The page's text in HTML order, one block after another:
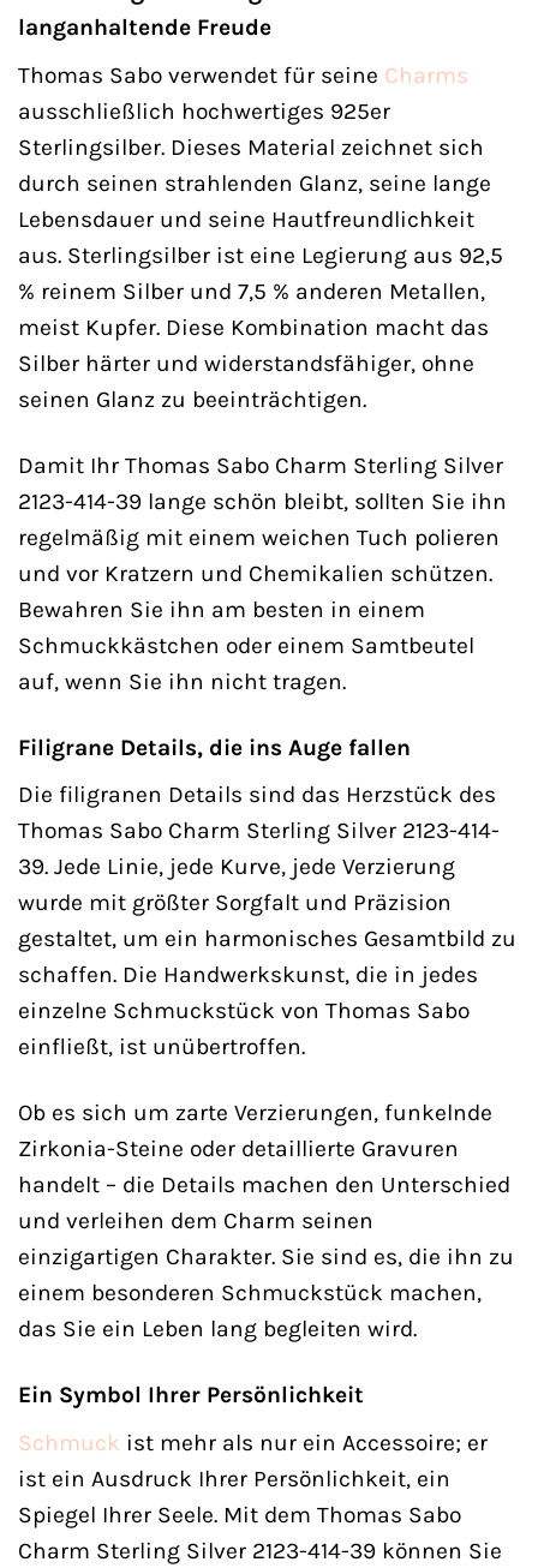
langanhaltende Freude
Thomas Sabo verwendet für seine Charms
ausschließlich hochwertiges 925er
Sterlingsilber. Dieses Material zeichnet sich
durch seinen strahlenden Glanz, seine lange
Lebensdauer und seine Hautfreundlichkeit
aus. Sterlingsilber ist eine Legierung aus 92,5
% reinem Silber und 7,5 % anderen Metallen,
meist Kupfer. Diese Kombination macht das
Silber härter und widerstandsfähiger, ohne
seinen Glanz zu beeinträchtigen.
Damit Ihr Thomas Sabo Charm Sterling Silver
2123-414-39 lange schön bleibt, sollten Sie ihn
regelmäßig mit einem weichen Tuch polieren
und vor Kratzern und Chemikalien schützen.
Bewahren Sie ihn am besten in einem
Schmuckkästchen oder einem Samtbeutel
auf, wenn Sie ihn nicht tragen.
Filigrane Details, die ins Auge fallen
Die filigranen Details sind das Herzstück des
Thomas Sabo Charm Sterling Silver 2123-414-
39. Jede Linie, jede Kurve, jede Verzierung
wurde mit größter Sorgfalt und Präzision
gestaltet, um ein harmonisches Gesamtbild zu
schaffen. Die Handwerkskunst, die in jedes
einzelne Schmuckstück von Thomas Sabo
einfließt, ist unübertroffen.
Ob es sich um zarte Verzierungen, funkelnde
Zirkonia-Steine oder detaillierte Gravuren
handelt – die Details machen den Unterschied
und verleihen dem Charm seinen
einzigartigen Charakter. Sie sind es, die ihn zu
einem besonderen Schmuckstück machen,
das Sie ein Leben lang begleiten wird.
Ein Symbol Ihrer Persönlichkeit
Schmuck ist mehr als nur ein Accessoire; er
ist ein Ausdruck Ihrer Persönlichkeit, ein
Spiegel Ihrer Seele. Mit dem Thomas Sabo
Charm Sterling Silver 2123-414-39 können Sie